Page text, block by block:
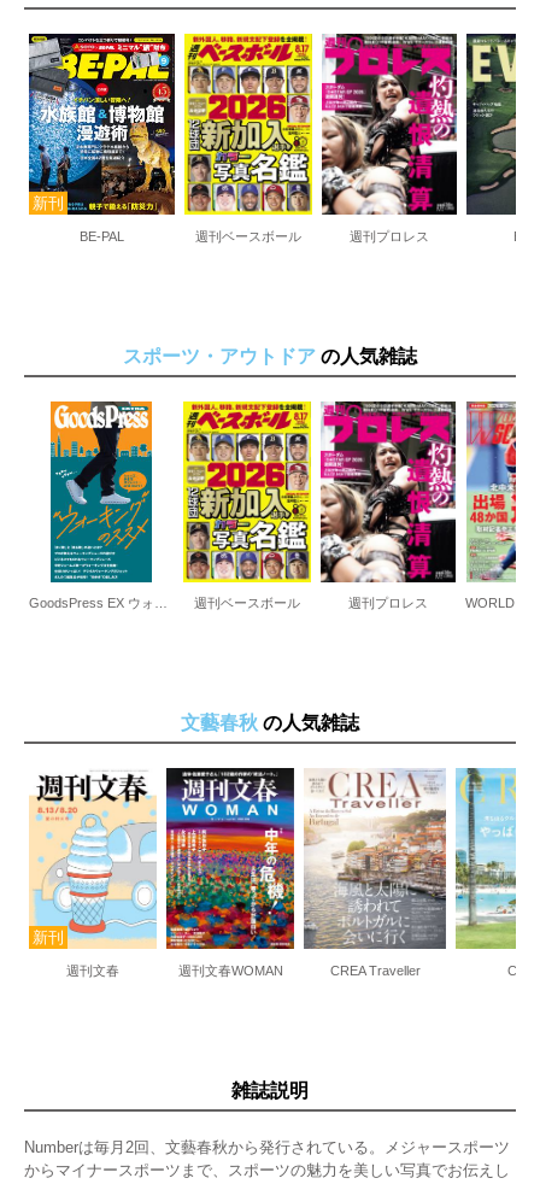
BE-PAL 週刊ベースボール 週刊プロレス
スポーツ・アウトドア の人気雑誌
週刊ベースボール 週刊プロレス
文藝春秋 の人気雑誌
週刊文春 週刊文春WOMAN CREA Traveller
雑誌説明
Numberは毎月2回、文藝春秋から発行されている。メジャースポーツ
からマイナースポーツまで、スポーツの魅力を美しい写真でお伝えし